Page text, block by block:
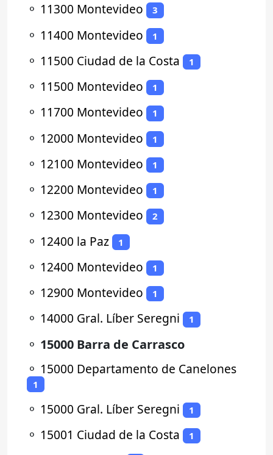
⚬ 11300 Montevideo 3
⚬ 11400 Montevideo 1
⚬ 11500 Ciudad de la Costa 1
⚬ 11500 Montevideo 1
⚬ 11700 Montevideo 1
⚬ 12000 Montevideo 1
⚬ 12100 Montevideo 1
⚬ 12200 Montevideo 1
⚬ 12300 Montevideo 2
⚬ 12400 la Paz 1
⚬ 12400 Montevideo 1
⚬ 12900 Montevideo 1
⚬ 14000 Gral. Líber Seregni 1
⚬ 15000 Barra de Carrasco
⚬ 15000 Departamento de Canelones
1
⚬ 15000 Gral. Líber Seregni 1
⚬ 15001 Ciudad de la Costa 1